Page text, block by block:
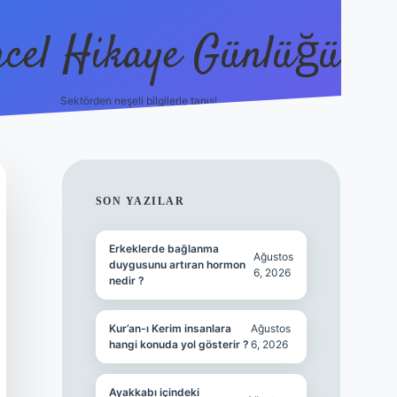
Hikaye Günlüğü
Sektörden neşeli bilgilerle tanış!
SIDEBAR
SON YAZILAR
Erkeklerde bağlanma
duygusunu artıran hormon
nedir ?
Ağustos
6, 2026
Kur’an-ı Kerim insanlara
hangi konuda yol gösterir ?
Ağustos
6, 2026
Ayakkabı içindeki
https://